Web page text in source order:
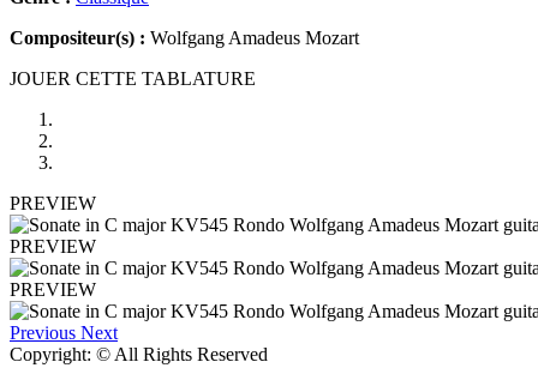
Compositeur(s) : Wolfgang Amadeus Mozart
JOUER CETTE TABLATURE
PREVIEW
PREVIEW
PREVIEW
Previous Next
Copyright: © All Rights Reserved